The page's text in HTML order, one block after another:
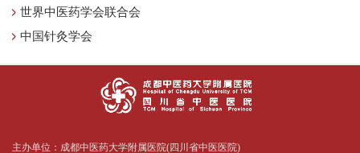
世界中医药学会联合会
中国针灸学会
主办单位：成都中医药大学附属医院(四川省中医医院)